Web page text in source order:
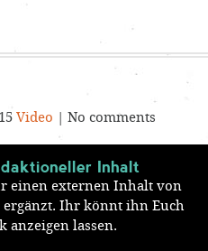
Video | No comments
Inhalt
einen externen Inhalt von
Ihr könnt ihn Euch
anzeigen lassen.